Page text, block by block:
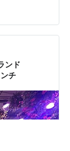
ンド
チ